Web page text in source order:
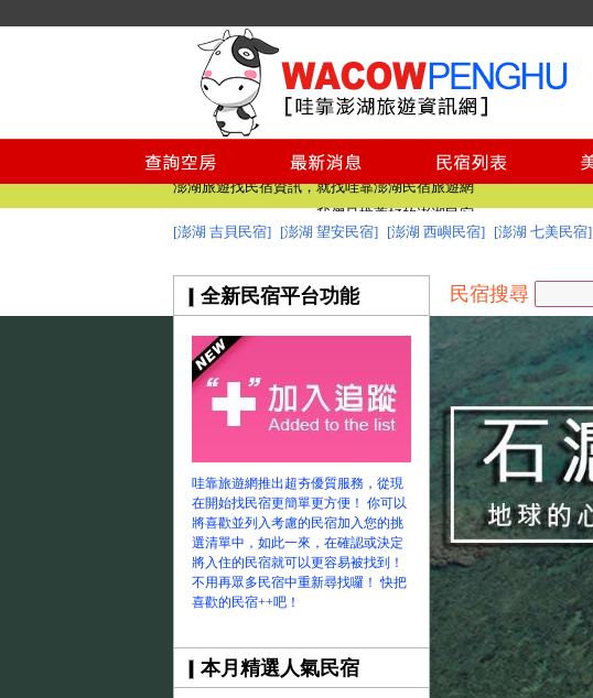
澎湖民宿空房
澎湖民宿
澎湖旅遊找民宿資訊，就找哇靠澎湖民宿旅遊網
我們只推薦好的澎湖民宿
澎湖民宿空房
澎湖民宿
澎湖旅遊找民宿資訊，就找哇靠澎湖民宿旅遊網
我們只推薦好的澎湖民宿
澎湖民宿 - 哇靠澎湖網收集最完整收錄澎湖民宿
[澎湖 吉貝民宿] [澎湖 望安民宿] [澎湖 西嶼民宿] [澎湖 七美民宿]
全新民宿平台功能
哇靠旅遊網推出超夯優質服務，從現
在開始找民宿更簡單更方便！ 你可以
將喜歡並列入考慮的民宿加入您的挑
選清單中，如此一來，在確認或決定
將入住的民宿就可以更容易被找到！
不用再眾多民宿中重新尋找囉！ 快把
喜歡的民宿++吧！
本月精選人氣民宿
民宿搜尋